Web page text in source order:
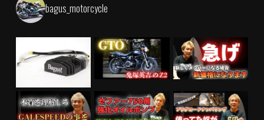
bagus_motorcycle